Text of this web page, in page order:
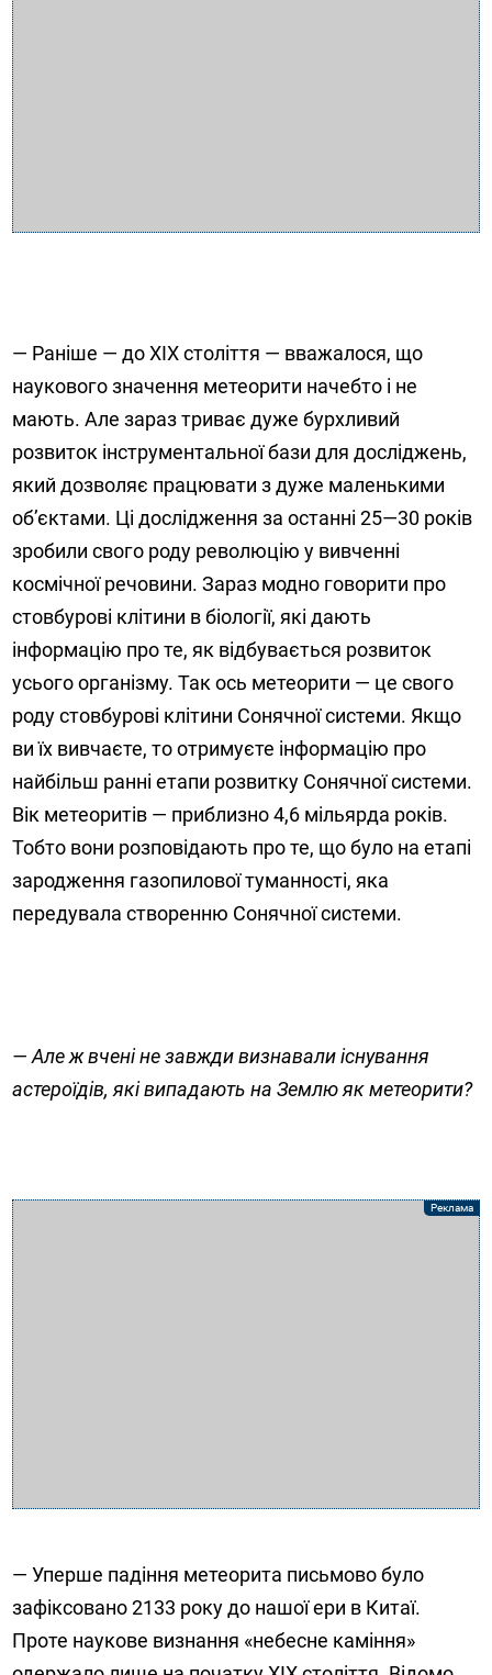
— Раніше — до XIX століття — вважалося, що
наукового значення метеорити начебто і не
мають. Але зараз триває дуже бурхливий
розвиток інструментальної бази для досліджень,
який дозволяє працювати з дуже маленькими
об’єктами. Ці дослідження за останні 25—30 років
зробили свого роду революцію у вивченні
космічної речовини. Зараз модно говорити про
стовбурові клітини в біології, які дають
інформацію про те, як відбувається розвиток
усього організму. Так ось метеорити — це свого
роду стовбурові клітини Сонячної системи. Якщо
ви їх вивчаєте, то отримуєте інформацію про
найбільш ранні етапи розвитку Сонячної системи.
Вік метеоритів — приблизно 4,6 мільярда років.
Тобто вони розповідають про те, що було на етапі
зародження газопилової туманності, яка
передувала створенню Сонячної системи.
— Але ж вчені не завжди визнавали існування
астероїдів, які випадають на Землю як метеорити?
— Уперше падіння метеорита письмово було
зафіксовано 2133 року до нашої ери в Китаї.
Проте наукове визнання «небесне каміння»